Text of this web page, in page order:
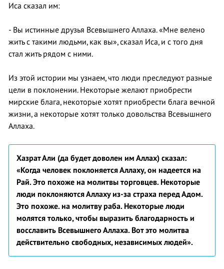
Иса сказал им:
- Вы истинные друзья Всевышнего Аллаха. «Мне велено
жить с такими людьми, как вы», сказал Иса, и с того дня
стал жить рядом с ними.
Из этой истории мы узнаем, что люди преследуют разные
цели в поклонении. Некоторые желают приобрести
мирские блага, некоторые хотят приобрести блага вечной
жизни, а некоторые хотят только довольства Всевышнего
Аллаха.
Хазрат Али (да будет доволен им Аллах) сказал:
«Когда человек поклоняется Аллаху, он надеется на
Рай. Это похоже на молитвы торговцев. Некоторые
люди поклоняются Аллаху из-за страха перед Адом.
Это похоже. на молитву раба. Некоторые люди
молятся только, чтобы выразить благодарность и
восславить Всевышнего Аллаха. Вот это молитва
действительно свободных, независимых людей».